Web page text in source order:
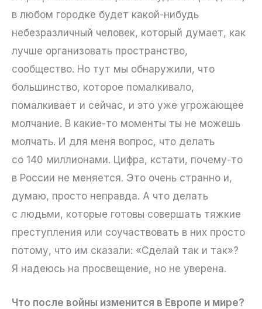
в любом городке будет какой-нибудь
небезразличный человек, который думает, как
лучше организовать пространство,
сообщество. Но тут мы обнаружили, что
большинство, которое помалкивало,
помалкивает и сейчас, и это уже угрожающее
молчание. В какие-то моменты ты не можешь
молчать. И для меня вопрос, что делать
со 140 миллионами. Цифра, кстати, почему-то
в России не меняется. Это очень странно и,
думаю, просто неправда. А что делать
с людьми, которые готовы совершать тяжкие
преступления или соучаствовать в них просто
потому, что им сказали: «Сделай так и так»?
Я надеюсь на просвещение, но не уверена.
Что после войны изменится в Европе и мире?